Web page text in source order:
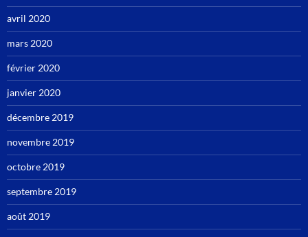
avril 2020
mars 2020
février 2020
janvier 2020
décembre 2019
novembre 2019
octobre 2019
septembre 2019
août 2019